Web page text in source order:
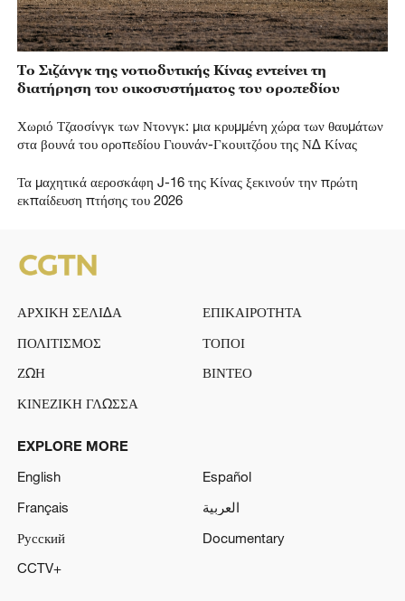
Το Σιζάνγκ της νοτιοδυτικής Κίνας εντείνει τη
διατήρηση του οικοσυστήματος του οροπεδίου
Χωριό Τζαοσίνγκ των Ντονγκ: μια κρυμμένη χώρα των θαυμάτων
στα βουνά του οροπεδίου Γιουνάν-Γκουιτζόου της ΝΔ Κίνας
Τα μαχητικά αεροσκάφη J-16 της Κίνας ξεκινούν την πρώτη
εκπαίδευση πτήσης του 2026
ΑΡΧΙΚΗ ΣΕΛΙΔΑ
ΕΠΙΚΑΙΡΟΤΗΤΑ
ΠΟΛΙΤΙΣΜΟΣ
ΤΟΠΟΙ
ΖΩΗ
ΒΙΝΤΕΟ
ΚΙΝΕΖΙΚΗ ΓΛΩΣΣΑ
EXPLORE MORE
English
Español
Français
العربية
Русский
Documentary
CCTV+